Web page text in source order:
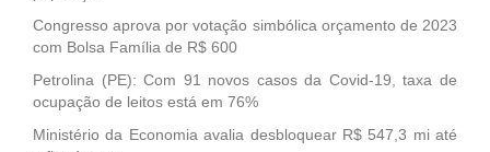
Congresso aprova por votação simbólica orçamento de 2023
com Bolsa Família de R$ 600
Petrolina (PE): Com 91 novos casos da Covid-19, taxa de
ocupação de leitos está em 76%
Ministério da Economia avalia desbloquear R$ 547,3 mi até